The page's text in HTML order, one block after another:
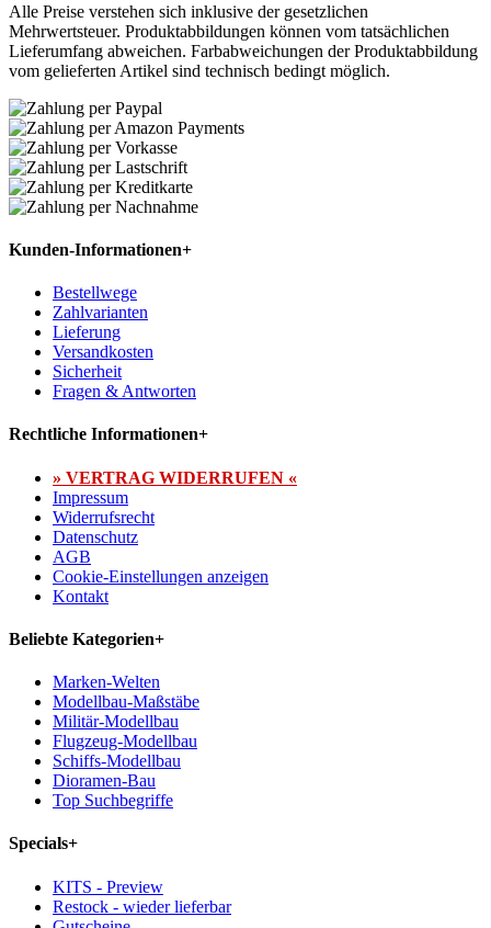
Alle Preise verstehen sich inklusive der gesetzlichen
Mehrwertsteuer. Produktabbildungen können vom tatsächlichen
Lieferumfang abweichen. Farbabweichungen der Produktabbildung
vom gelieferten Artikel sind technisch bedingt möglich.
Kunden-Informationen+
Bestellwege
Zahlvarianten
Lieferung
Versandkosten
Sicherheit
Fragen & Antworten
Rechtliche Informationen+
» VERTRAG WIDERRUFEN «
Impressum
Widerrufsrecht
Datenschutz
AGB
Cookie-Einstellungen anzeigen
Kontakt
Beliebte Kategorien+
Marken-Welten
Modellbau-Maßstäbe
Militär-Modellbau
Flugzeug-Modellbau
Schiffs-Modellbau
Dioramen-Bau
Top Suchbegriffe
Specials+
KITS - Preview
Restock - wieder lieferbar